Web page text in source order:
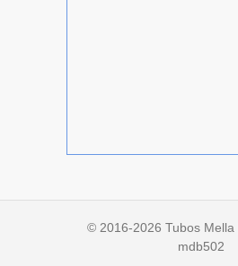
© 2016-2026 Tubos Mella
mdb502